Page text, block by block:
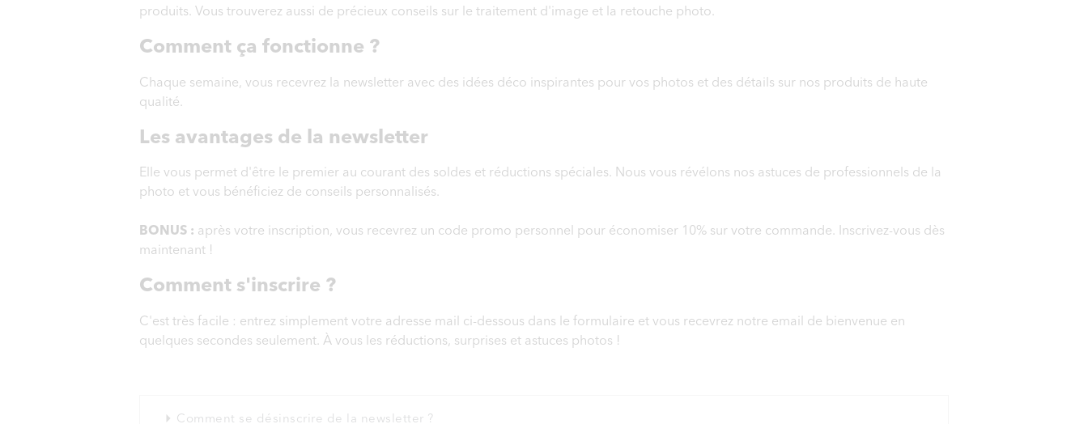
produits. Vous trouverez aussi de précieux conseils sur le traitement d'image et la retouche photo.
Comment ça fonctionne ?
Chaque semaine, vous recevrez la newsletter avec des idées déco inspirantes pour vos photos et des détails sur nos produits de haute
qualité.
Les avantages de la newsletter
Elle vous permet d'être le premier au courant des soldes et réductions spéciales. Nous vous révélons nos astuces de professionnels de la
photo et vous bénéficiez de conseils personnalisés.
BONUS : après votre inscription, vous recevrez un code promo personnel pour économiser 10% sur votre commande. Inscrivez-vous dès
maintenant !
Comment s'inscrire ?
C'est très facile : entrez simplement votre adresse mail ci-dessous dans le formulaire et vous recevrez notre email de bienvenue en
quelques secondes seulement. À vous les réductions, surprises et astuces photos !
Comment se désinscrire de la newsletter ?